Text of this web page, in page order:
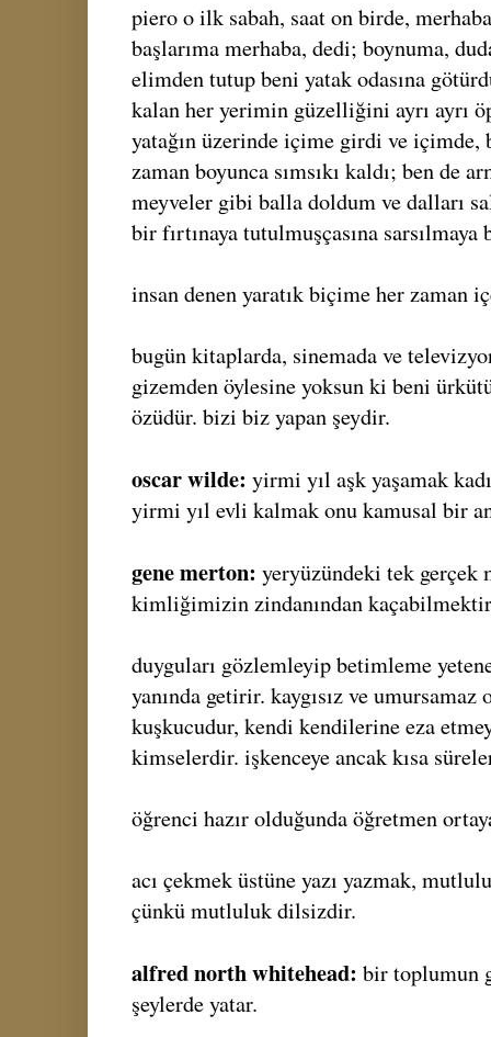
piero o ilk sabah, saat on birde,
başlarıma merhaba, dedi; boynuma,
elimden tutup beni yatak odasına
kalan her yerimin güzelliğini ayrı ayrı
yatağın üzerinde içime girdi ve içimde,
zaman boyunca sımsıkı kaldı; ben de
meyveler gibi balla doldum ve dalları
bir fırtınaya tutulmuşçasına sarsılmaya
insan denen yaratık biçime her zaman
bugün kitaplarda, sinemada ve
gizemden öylesine yoksun ki beni
özüdür. bizi biz yapan şeydir.
oscar wilde: yirmi yıl aşk yaşamak
yirmi yıl evli kalmak onu kamusal bir
gene merton: yeryüzündeki tek gerçek
kimliğimizin zindanından
duyguları gözlemleyip betimleme
yanında getirir. kaygısız ve umursamaz
kuşkucudur, kendi kendilerine eza
kimselerdir. işkenceye ancak kısa
öğrenci hazır olduğunda öğretmen
acı çekmek üstüne yazı yazmak,
çünkü mutluluk dilsizdir.
alfred north whitehead: bir toplumun
şeylerde yatar.